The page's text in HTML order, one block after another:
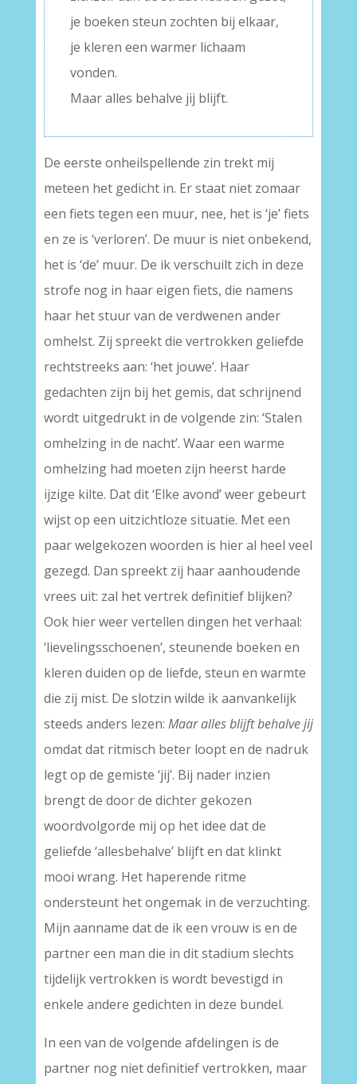
je boeken steun zochten bij elkaar,
je kleren een warmer lichaam
vonden.
Maar alles behalve jij blijft.
De eerste onheilspellende zin trekt mij
meteen het gedicht in. Er staat niet zomaar
een fiets tegen een muur, nee, het is ‘je’ fiets
en ze is ‘verloren’. De muur is niet onbekend,
het is ‘de’ muur. De ik verschuilt zich in deze
strofe nog in haar eigen fiets, die namens
haar het stuur van de verdwenen ander
omhelst. Zij spreekt die vertrokken geliefde
rechtstreeks aan: ‘het jouwe’. Haar
gedachten zijn bij het gemis, dat schrijnend
wordt uitgedrukt in de volgende zin: ‘Stalen
omhelzing in de nacht’. Waar een warme
omhelzing had moeten zijn heerst harde
ijzige kilte. Dat dit ‘Elke avond’ weer gebeurt
wijst op een uitzichtloze situatie. Met een
paar welgekozen woorden is hier al heel veel
gezegd. Dan spreekt zij haar aanhoudende
vrees uit: zal het vertrek definitief blijken?
Ook hier weer vertellen dingen het verhaal:
‘lievelingsschoenen’, steunende boeken en
kleren duiden op de liefde, steun en warmte
die zij mist. De slotzin wilde ik aanvankelijk
steeds anders lezen: Maar alles blijft behalve jij
omdat dat ritmisch beter loopt en de nadruk
legt op de gemiste ‘jij’. Bij nader inzien
brengt de door de dichter gekozen
woordvolgorde mij op het idee dat de
geliefde ‘allesbehalve’ blijft en dat klinkt
mooi wrang. Het haperende ritme
ondersteunt het ongemak in de verzuchting.
Mijn aanname dat de ik een vrouw is en de
partner een man die in dit stadium slechts
tijdelijk vertrokken is wordt bevestigd in
enkele andere gedichten in deze bundel.
In een van de volgende afdelingen is de
partner nog niet definitief vertrokken, maar